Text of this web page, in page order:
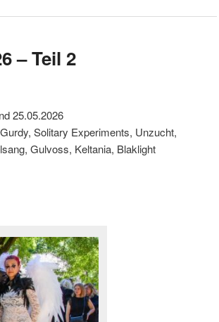
– Teil 2
25.05.2026
Solitary Experiments, Unzucht,
Gulvoss, Keltania, Blaklight